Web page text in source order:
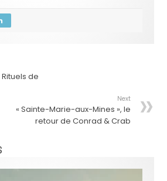
Rituels de
Next
« Sainte-Marie-aux-Mines », le
retour de Conrad & Crab